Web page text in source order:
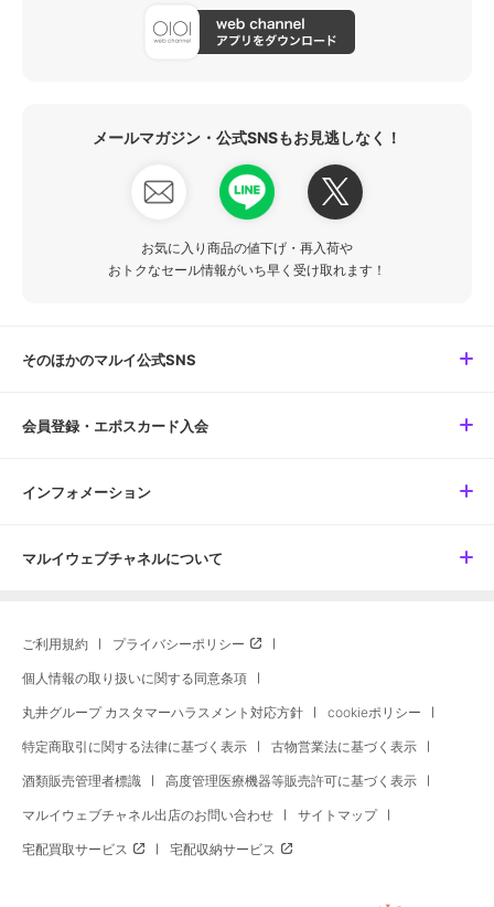
メールマガジン・公式SNSもお見逃しなく！
お気に入り商品の値下げ・再入荷や
おトクなセール情報がいち早く受け取れます！
そのほかのマルイ公式SNS
会員登録・エポスカード入会
インフォメーション
マルイウェブチャネルについて
ご利用規約 プライバシーポリシー
個人情報の取り扱いに関する同意条項
丸井グループ カスタマーハラスメント対応方針 cookieポリシー
特定商取引に関する法律に基づく表示 古物営業法に基づく表示
酒類販売管理者標識 高度管理医療機器等販売許可に基づく表示
マルイウェブチャネル出店のお問い合わせ サイトマップ
宅配買取サービス 宅配収納サービス